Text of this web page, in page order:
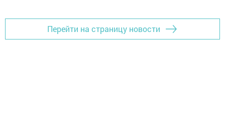
Перейти на страницу новости